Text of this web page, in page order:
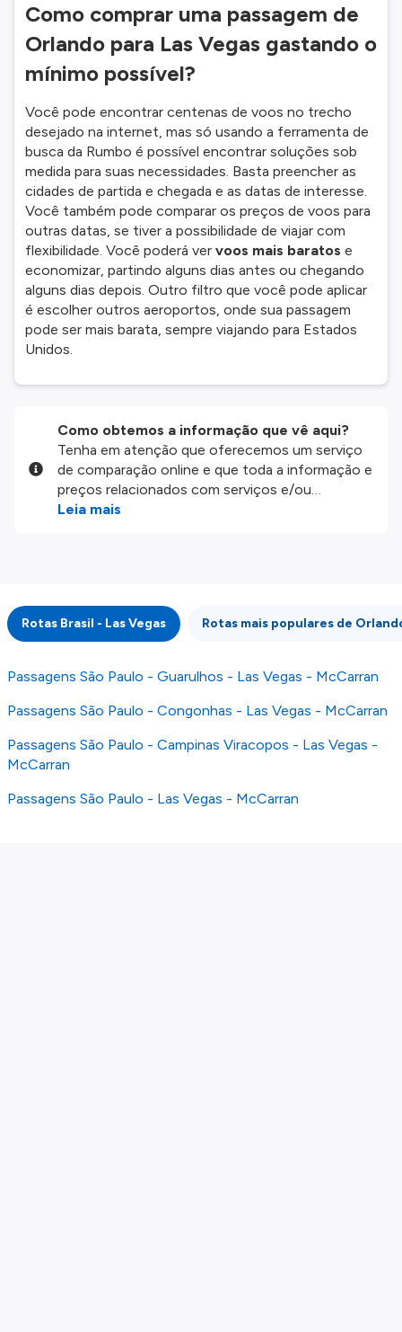
Como comprar uma passagem de
Orlando para Las Vegas gastando o
mínimo possível?
Você pode encontrar centenas de voos no trecho
desejado na internet, mas só usando a ferramenta de
busca da Rumbo é possível encontrar soluções sob
medida para suas necessidades. Basta preencher as
cidades de partida e chegada e as datas de interesse.
Você também pode comparar os preços de voos para
outras datas, se tiver a possibilidade de viajar com
flexibilidade. Você poderá ver voos mais baratos e
economizar, partindo alguns dias antes ou chegando
alguns dias depois. Outro filtro que você pode aplicar
é escolher outros aeroportos, onde sua passagem
pode ser mais barata, sempre viajando para Estados
Unidos.
Como obtemos a informação que vê aqui?
Tenha em atenção que oferecemos um serviço
de comparação online e que toda a informação e
preços relacionados com serviços e/ou
produtos disponíveis no nosso website são
integridade ou pela precisão da informação
publicada, por isso verifique com atenção todas
as condições no website do parceiro antes de
fazer uma reserva. Para mais detalhes verifique
os nossosTermos e Condições
Leia mais
Rotas Brasil - Las Vegas Rotas mais populares de
Passagens São Paulo - Guarulhos - Las Vegas - McCarran
Passagens São Paulo - Congonhas - Las Vegas - McCarran
Passagens São Paulo - Campinas Viracopos - Las Vegas -
McCarran
Passagens São Paulo - Las Vegas - McCarran